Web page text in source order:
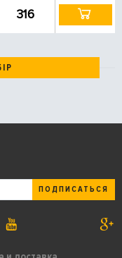
316
ПОДПИСАТЬСЯ